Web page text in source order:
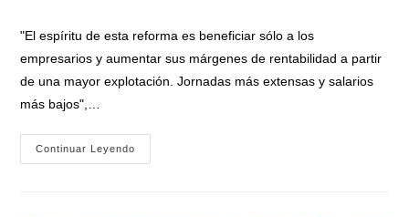
"El espíritu de esta reforma es beneficiar sólo a los
empresarios y aumentar sus márgenes de rentabilidad a partir
de una mayor explotación. Jornadas más extensas y salarios
más bajos",…
Continuar Leyendo
FreSU